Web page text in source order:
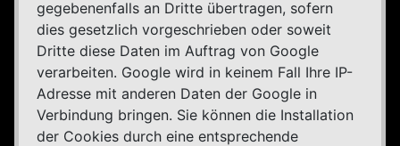
gegebenenfalls an Dritte übertragen, sofern
dies gesetzlich vorgeschrieben oder soweit
Dritte diese Daten im Auftrag von Google
verarbeiten. Google wird in keinem Fall Ihre IP-
Adresse mit anderen Daten der Google in
Verbindung bringen. Sie können die Installation
der Cookies durch eine entsprechende